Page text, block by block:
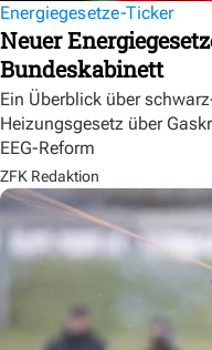
Energiegesetze-Ticker
Neuer
Bundeskabinett
Ein Überblick über
Heizungsgesetz über
EEG-Reform
ZFK Redaktion